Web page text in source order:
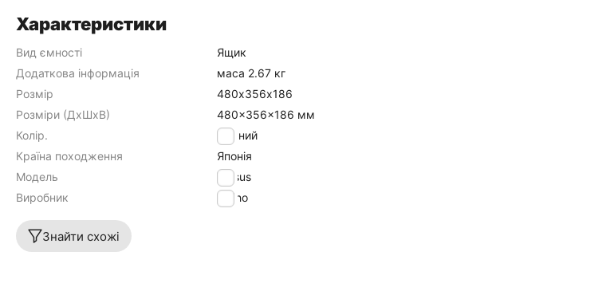
Характеристики
Вид ємності
Ящик
Додаткова інформація
маса 2.67 кг
Розмір
480х356х186
Розміри (ДхШхВ)
480x356x186 мм
Колір.
Чорний
Країна походження
Японія
Модель
Versus
Виробник
Meiho
Знайти схожі